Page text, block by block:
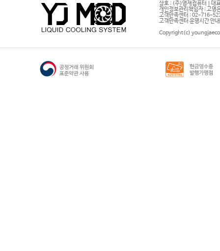
상호 : (주)영재컴퓨터 | 대
개인정보관리책임자 : 고영
고객만족센터 : 02-716-
고객만족센터 운영시간 안
Copyright(c)